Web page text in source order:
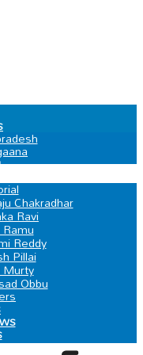
Chakradhar
Ravi
Reddy
Pillai
Obbu